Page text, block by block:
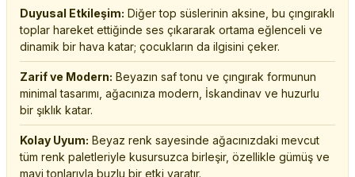
Duyusal Etkileşim: Diğer top süslerinin aksine, bu çıngıraklı
toplar hareket ettiğinde ses çıkararak ortama eğlenceli ve
dinamik bir hava katar; çocukların da ilgisini çeker.
Zarif ve Modern: Beyazın saf tonu ve çıngırak formunun
minimal tasarımı, ağacınıza modern, İskandinav ve huzurlu
bir şıklık katar.
Kolay Uyum: Beyaz renk sayesinde ağacınızdaki mevcut
tüm renk paletleriyle kusursuzca birleşir, özellikle gümüş ve
mavi tonlarıyla buzlu bir etki yaratır.